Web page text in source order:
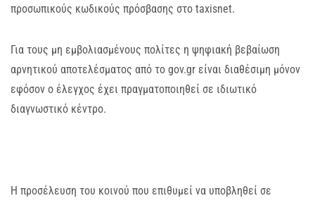
προσωπικούς κωδικούς πρόσβασης στο taxisnet.
Για τους μη εμβολιασμένους πολίτες η ψηφιακή βεβαίωση
αρνητικού αποτελέσματος από το gov.gr είναι διαθέσιμη μόνον
εφόσον ο έλεγχος έχει πραγματοποιηθεί σε ιδιωτικό
διαγνωστικό κέντρο.
Η προσέλευση του κοινού που επιθυμεί να υποβληθεί σε